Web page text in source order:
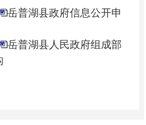
岳普湖县政府信息公开申
岳普湖县人民政府组成部